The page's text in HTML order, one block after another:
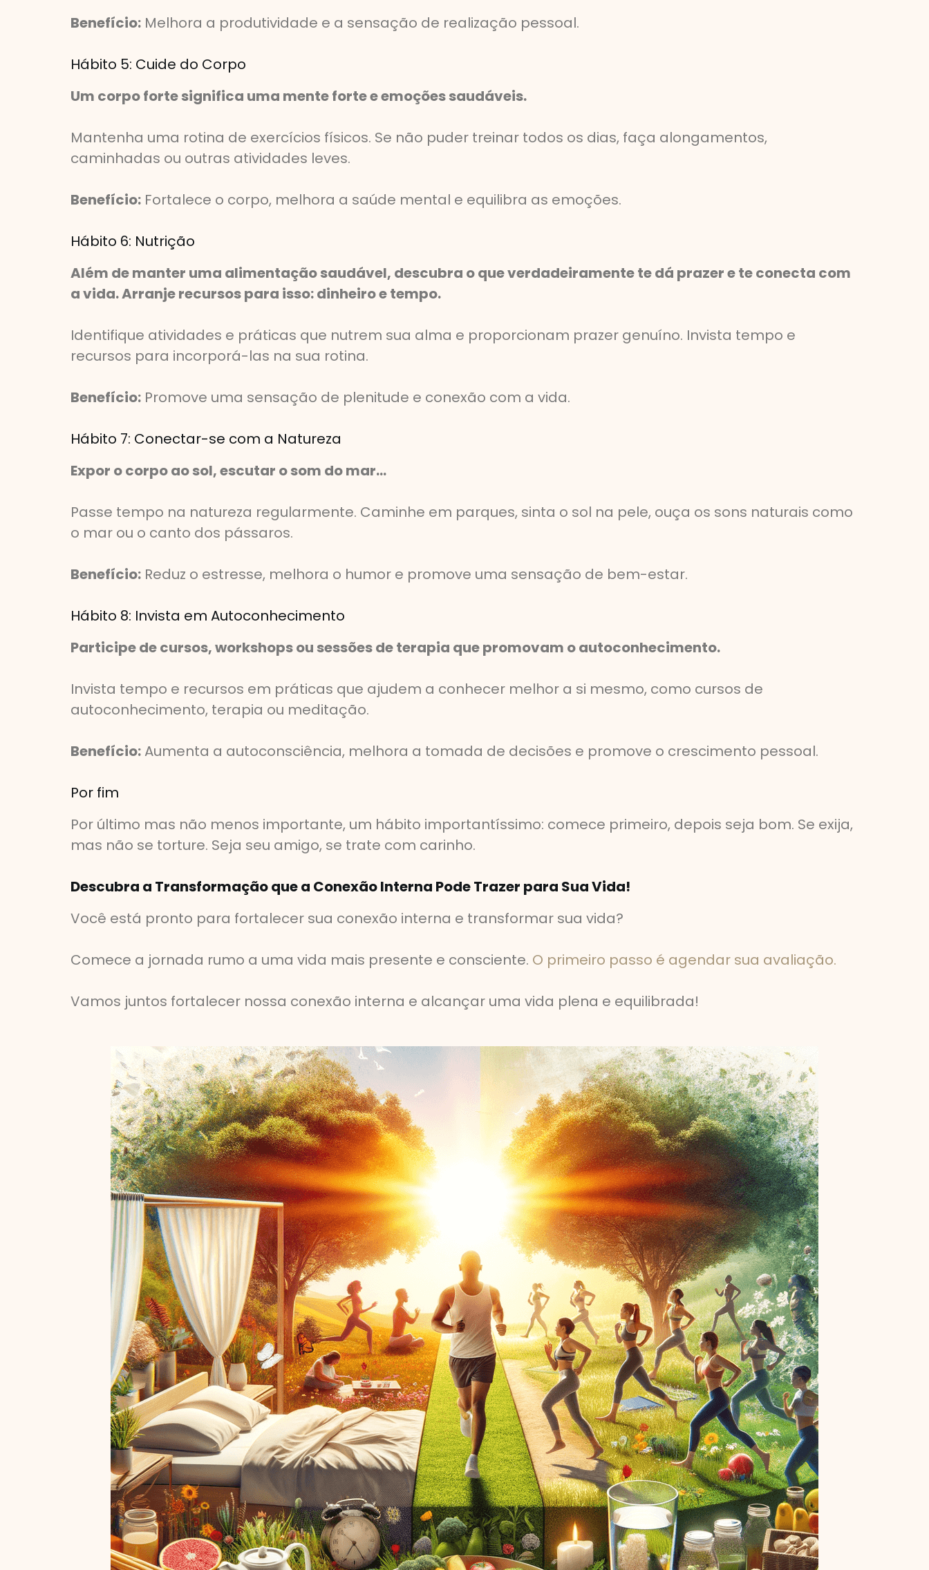
Benefício: Melhora a produtividade e a sensação de realização pessoal.
Hábito 5: Cuide do Corpo
Um corpo forte significa uma mente forte e emoções saudáveis.
Mantenha uma rotina de exercícios físicos. Se não puder treinar todos os dias, faça alongamentos,
caminhadas ou outras atividades leves.
Benefício: Fortalece o corpo, melhora a saúde mental e equilibra as emoções.
Hábito 6: Nutrição
Além de manter uma alimentação saudável, descubra o que verdadeiramente te dá prazer e te conecta com
a vida. Arranje recursos para isso: dinheiro e tempo.
Identifique atividades e práticas que nutrem sua alma e proporcionam prazer genuíno. Invista tempo e
recursos para incorporá-las na sua rotina.
Benefício: Promove uma sensação de plenitude e conexão com a vida.
Hábito 7: Conectar-se com a Natureza
Expor o corpo ao sol, escutar o som do mar…
Passe tempo na natureza regularmente. Caminhe em parques, sinta o sol na pele, ouça os sons naturais como
o mar ou o canto dos pássaros.
Benefício: Reduz o estresse, melhora o humor e promove uma sensação de bem-estar.
Hábito 8: Invista em Autoconhecimento
Participe de cursos, workshops ou sessões de terapia que promovam o autoconhecimento.
Invista tempo e recursos em práticas que ajudem a conhecer melhor a si mesmo, como cursos de
autoconhecimento, terapia ou meditação.
Benefício: Aumenta a autoconsciência, melhora a tomada de decisões e promove o crescimento pessoal.
Por fim
Por último mas não menos importante, um hábito importantíssimo: comece primeiro, depois seja bom. Se exija,
mas não se torture. Seja seu amigo, se trate com carinho.
Descubra a Transformação que a Conexão Interna Pode Trazer para Sua Vida!
Você está pronto para fortalecer sua conexão interna e transformar sua vida?
Comece a jornada rumo a uma vida mais presente e consciente. O primeiro passo é agendar sua avaliação.
Vamos juntos fortalecer nossa conexão interna e alcançar uma vida plena e equilibrada!